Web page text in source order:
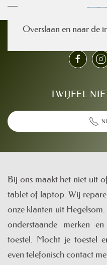
Overslaan en naar de
TWIJFEL
Bij ons maakt het niet uit
tablet of laptop. Wij
onze klanten uit
onderstaande merken
toestel. Mocht je toestel
even telefonisch contact